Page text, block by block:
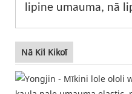
lipine umauma, nā
Nā Kiʻi Kikoʻī